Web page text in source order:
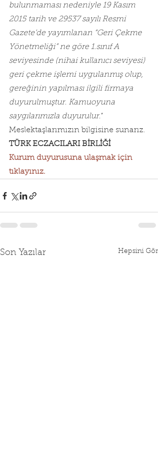
bulunmaması nedeniyle 19 Kasım
2015 tarih ve 29537 sayılı Resmi
Gazete’de yayımlanan “Geri Çekme
Yönetmeliği” ne göre 1.sınıf A
seviyesinde (nihai kullanıcı seviyesi)
geri çekme işlemi uygulanmış olup,
gereğinin yapılması ilgili firmaya
duyurulmuştur. Kamuoyuna
saygılarımızla duyurulur.”
Meslektaşlarımızın bilgisine sunarız.
TÜRK ECZACILARI BİRLİĞİ
Kurum duyurusuna ulaşmak için
tıklayınız.
Son Yazılar Hepsini Gör